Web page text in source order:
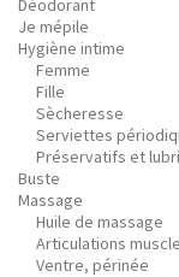
Déodorant
Je mépile
Hygiène intime
Femme
Fille
Sècheresse
Serviettes
Préservatifs et
Buste
Massage
Huile de massage
Articulations
Ventre, périnée